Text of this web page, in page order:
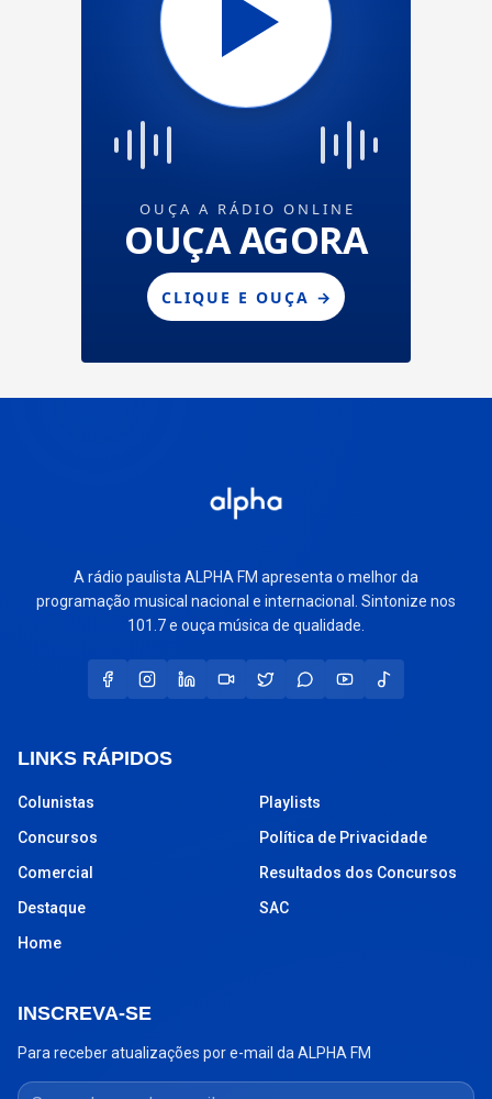
A rádio paulista ALPHA FM apresenta o melhor da
programação musical nacional e internacional. Sintonize nos
101.7 e ouça música de qualidade.
LINKS RÁPIDOS
Colunistas
Concursos
Comercial
Destaque
Home
Playlists
Política de Privacidade
Resultados dos Concursos
SAC
INSCREVA-SE
Para receber atualizações por e-mail da ALPHA FM
Seu endereço de e-mail